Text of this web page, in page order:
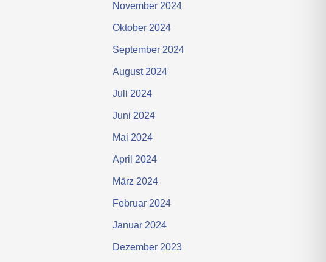
November 2024
Oktober 2024
September 2024
August 2024
Juli 2024
Juni 2024
Mai 2024
April 2024
März 2024
Februar 2024
Januar 2024
Dezember 2023